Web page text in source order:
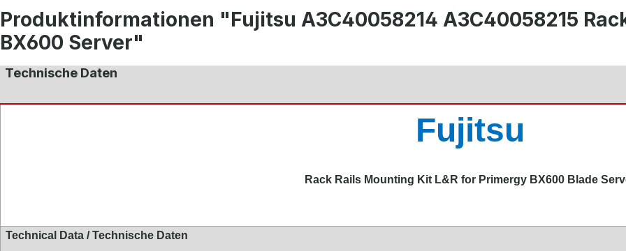
Produktinformationen "Fujitsu A3C40058214 A3C40058215
BX600 Server"
Technische Daten
Fujitsu
Rack Rails Mounting Kit L&R for Primergy BX600 Blade
Technical Data / Technische Daten